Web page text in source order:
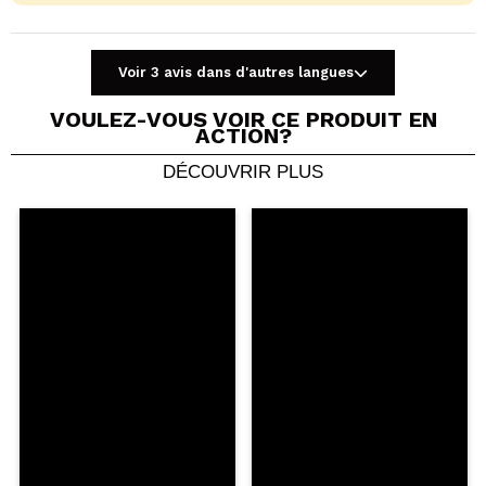
Partager une vidéo ou une photo
Votre vidéo pourrait être la première. Imaginez...
Voir 3 avis dans d'autres langues
VOULEZ-VOUS VOIR CE PRODUIT EN
ACTION?
DÉCOUVRIR PLUS